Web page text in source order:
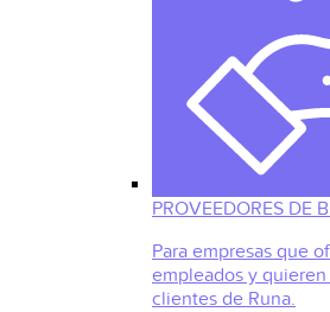
PROVEEDORES DE
Para empresas que
empleados y
clientes de Runa.